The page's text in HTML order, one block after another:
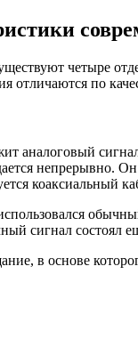
четыре
отличаются по
аналоговый
непрерывно.
коаксиальный
сигнал состоял
в основе